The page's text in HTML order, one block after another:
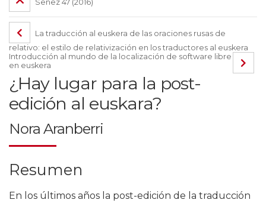
Senez 47 (2016)
La traducción al euskera de las oraciones rusas de
relativo: el estilo de relativización en los traductores al euskera
Introducción al mundo de la localización de software libre
en euskera
¿Hay lugar para la post-
edición al euskara?
Nora Aranberri
Resumen
En los últimos años la post-edición de la traducción